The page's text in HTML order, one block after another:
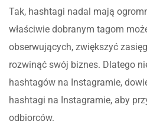
Tak, hashtagi nadal mają
właściwie dobranym tagom
obserwujących, zwiększyć
rozwinąć swój biznes. Dlatego
hashtagów na Instagramie,
hashtagi na Instagramie, aby
odbiorców.